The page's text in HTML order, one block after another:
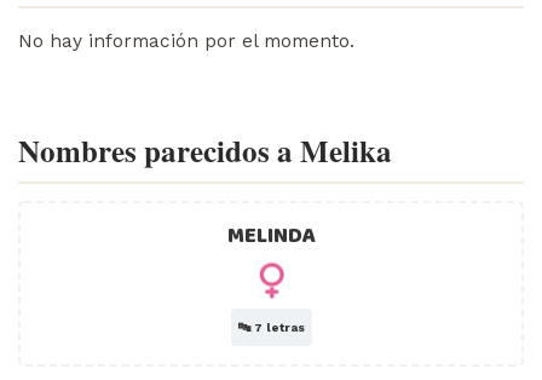
No hay información por el momento.
Nombres parecidos a Melika
MELINDA
🔤 7 letras